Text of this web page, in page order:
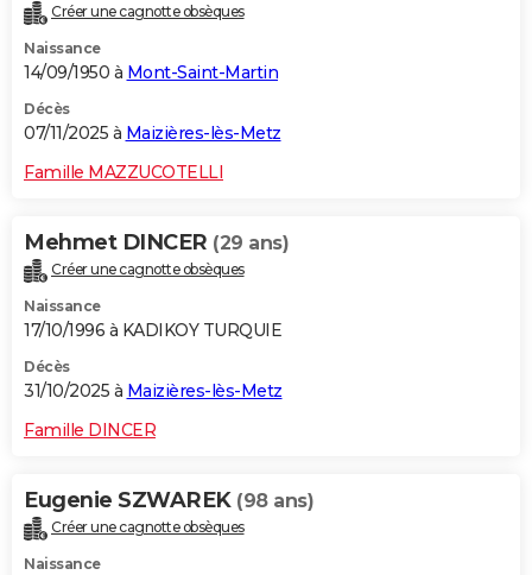
Créer une cagnotte obsèques
Naissance
14/09/1950 à Mont-Saint-Martin
Décès
07/11/2025 à Maizières-lès-Metz
Famille MAZZUCOTELLI
Mehmet DINCER (29 ans)
Créer une cagnotte obsèques
Naissance
17/10/1996 à KADIKOY TURQUIE
Décès
31/10/2025 à Maizières-lès-Metz
Famille DINCER
Eugenie SZWAREK (98 ans)
Créer une cagnotte obsèques
Naissance